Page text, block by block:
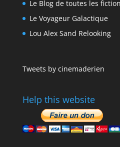
Le Blog de toutes les
Le Voyageur Galactique
Lou Alex Sand Relooking
Tweets by cinemaderien
Help this website